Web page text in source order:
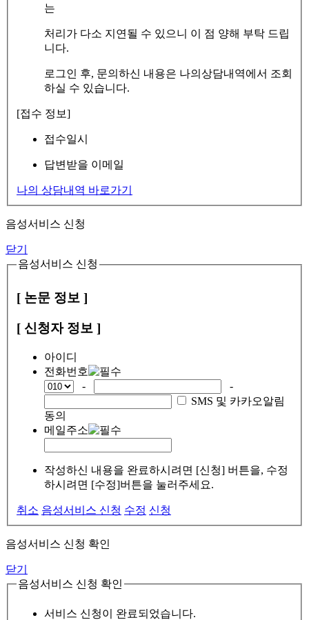
는
처리가 다소 지연될 수 있으니 이 점 양해 부탁 드립
니다.
로그인 후, 문의하신 내용은 나의상담내역에서 조회
하실 수 있습니다.
[접수 정보]
접수일시
답변받을 이메일
나의 상담내역 바로가기
음성서비스 신청
닫기
음성서비스 신청
[ 논문 정보 ]
[ 신청자 정보 ]
아이디
전화번호
-
-
SMS 및 카카오알림
동의
메일주소
작성하신 내용을 완료하시려면 [신청] 버튼을, 수정
하시려면 [수정]버튼을 눌러주세요.
취소 음성서비스 신청 수정 신청
음성서비스 신청 확인
닫기
음성서비스 신청 확인
서비스 신청이 완료되었습니다.